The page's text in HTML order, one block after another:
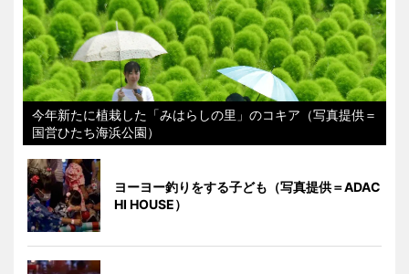
今年新たに植栽した「みはらしの里」のコキア（写真提供＝
国営ひたち海浜公園）
ヨーヨー釣りをする子ども（写真提供＝ADAC
HI HOUSE）